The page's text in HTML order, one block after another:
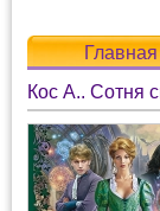
Главная
Кос А.. Сотня